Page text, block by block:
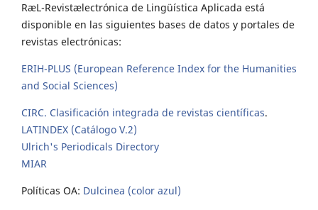
RæL-Revistælectrónica de Lingüística Aplicada está
disponible en las siguientes bases de datos y portales de
revistas electrónicas:
ERIH-PLUS (European Reference Index for the Humanities
and Social Sciences)
CIRC. Clasificación integrada de revistas científicas.
LATINDEX (Catálogo V.2)
Ulrich's Periodicals Directory
MIAR
Políticas OA: Dulcinea (color azul)